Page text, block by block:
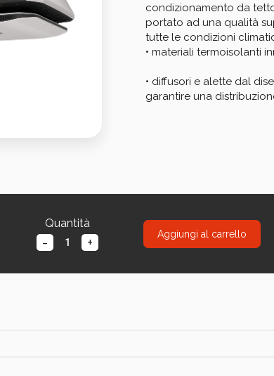
condizionamento da
portato ad una qualità
tutte le condizioni
• materiali termoisolanti
• diffusori e alette dal
garantire una
Quantità
- +
Aggiungi al carrello